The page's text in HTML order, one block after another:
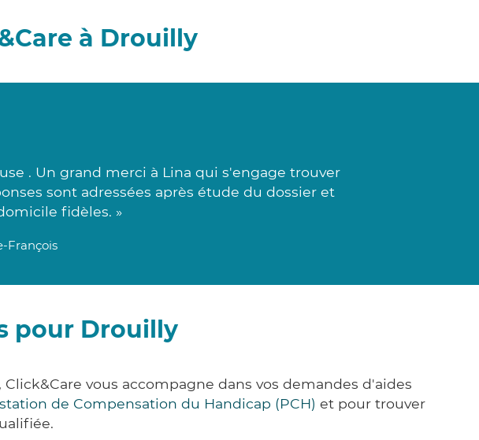
à Drouilly
. Un grand merci à Lina qui s'engage trouver
sont adressées après étude du dossier et
fidèles. »
François
pour Drouilly
vous accompagne dans vos demandes d'aides
de Compensation du Handicap (PCH) et pour trouver